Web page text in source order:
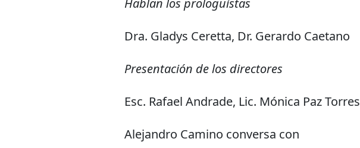
Dra. Gladys Ceretta, Dr. Gerardo Caetano
Presentación de los directores
Esc. Rafael Andrade, Lic. Mónica Paz Torres
Alejandro Camino conversa con